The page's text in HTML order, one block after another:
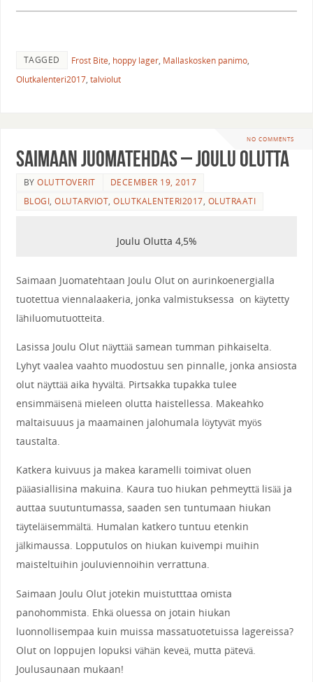
TAGGED Frost Bite, hoppy lager, Mallaskosken panimo,
Olutkalenteri2017, talviolut
NO COMMENTS
Saimaan Juomatehdas – Joulu Olutta
BYOLUTTOVERIT
DECEMBER 19, 2017
BLOGI,OLUTARVIOT,OLUTKALENTERI2017, OLUTRAATI
Joulu Olutta 4,5%
Saimaan Juomatehtaan Joulu Olut on aurinkoenergialla
tuotettua viennalaakeria, jonka valmistuksessa on käytetty
lähiluomutuotteita.
Lasissa Joulu Olut näyttää samean tumman pihkaiselta.
Lyhyt vaalea vaahto muodostuu sen pinnalle, jonka ansiosta
olut näyttää aika hyvältä. Pirtsakka tupakka tulee
ensimmäisenä mieleen olutta haistellessa. Makeahko
maltaisuuus ja maamainen jalohumala löytyvät myös
taustalta.
Katkera kuivuus ja makea karamelli toimivat oluen
pääasiallisina makuina. Kaura tuo hiukan pehmeyttä lisää ja
auttaa suutuntumassa, saaden sen tuntumaan hiukan
täyteläisemmältä. Humalan katkero tuntuu etenkin
jälkimaussa. Lopputulos on hiukan kuivempi muihin
maisteltuihin jouluviennoihin verrattuna.
Saimaan Joulu Olut jotekin muistutttaa omista
panohommista. Ehkä oluessa on jotain hiukan
luonnollisempaa kuin muissa massatuotetuissa lagereissa?
Olut on loppujen lopuksi vähän keveä, mutta pätevä.
Joulusaunaan mukaan!